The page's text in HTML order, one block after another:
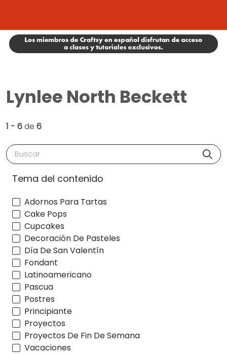
Lynlee North Beckett
1 - 6de 6
Buscar
Tema del contenido
Adornos Para Tartas
Cake Pops
Cupcakes
Decoración De Pasteles
Día De San Valentín
Fondant
Latinoamericano
Pascua
Postres
Principiante
Proyectos
Proyectos De Fin De Semana
Vacaciones